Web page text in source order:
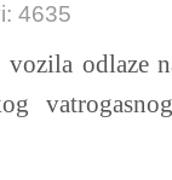
4635
odlaze